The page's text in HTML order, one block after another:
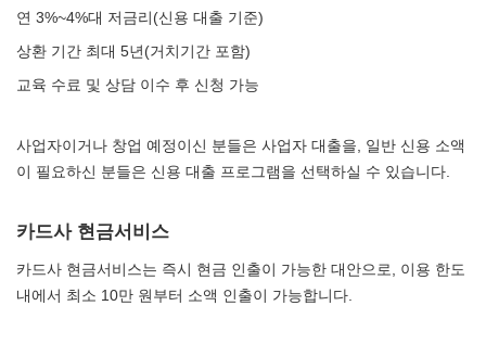
연 3%~4%대 저금리(신용 대출 기준)
상환 기간 최대 5년(거치기간 포함)
교육 수료 및 상담 이수 후 신청 가능
사업자이거나 창업 예정이신 분들은 사업자 대출을, 일반 신용 소액
이 필요하신 분들은 신용 대출 프로그램을 선택하실 수 있습니다.
카드사 현금서비스
카드사 현금서비스는 즉시 현금 인출이 가능한 대안으로, 이용 한도
내에서 최소 10만 원부터 소액 인출이 가능합니다.